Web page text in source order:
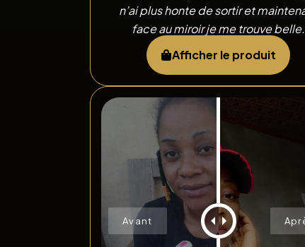
n’ai plus honte de sortir et
face au miroir je me trouve belle.
Afficher le produit